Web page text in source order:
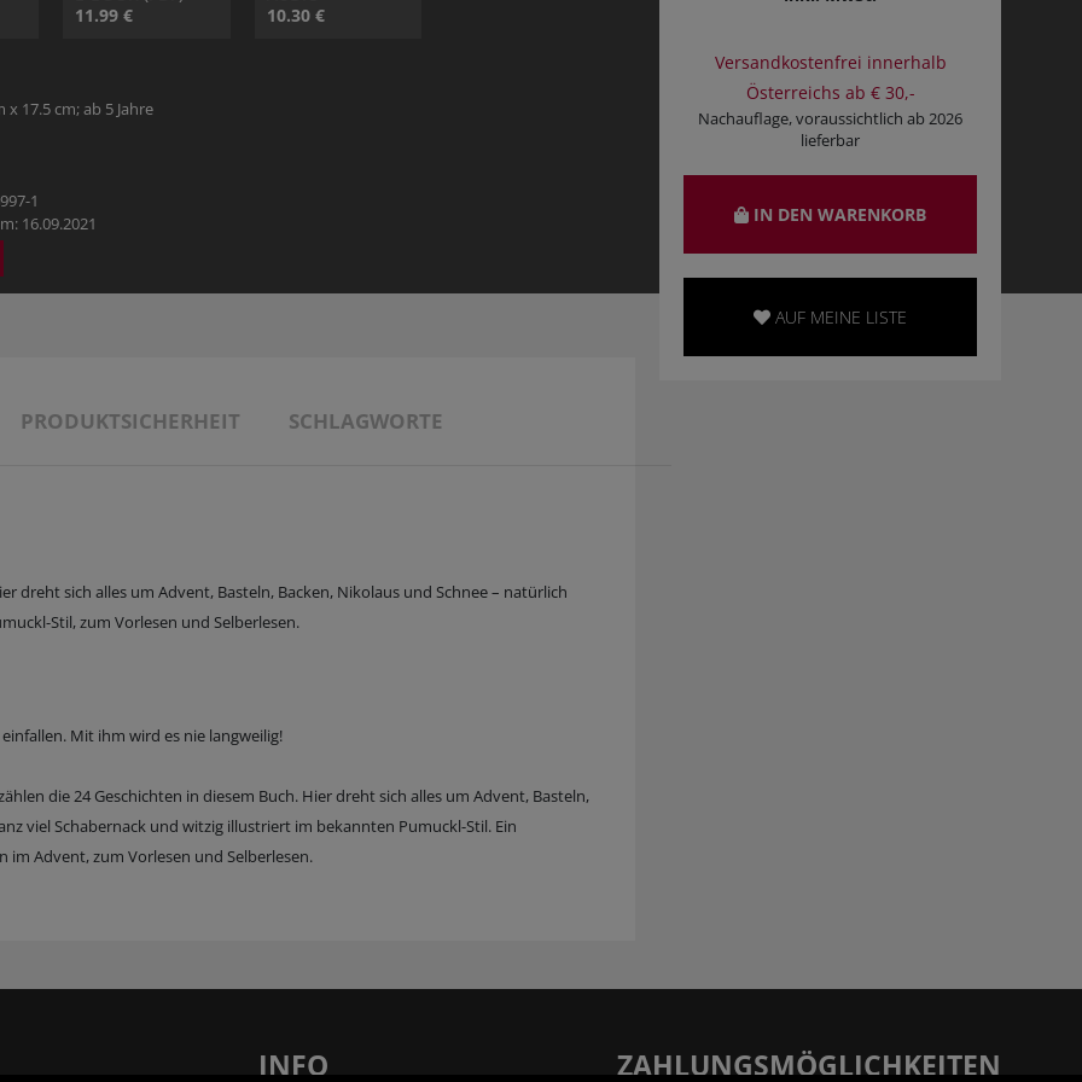
HOBBY
11.99 €
10.30 €
x 17.5 cm; ab 5 Jahre
1
16.09.2021
PRODUKTSICHERHEIT SCHLAGWORTE
dreht sich alles um Advent, Basteln, Backen, Nikolaus und Schnee – natürlich
Stil, zum Vorlesen und Selberlesen.
Mit ihm wird es nie langweilig!
die 24 Geschichten in diesem Buch. Hier dreht sich alles um Advent, Basteln,
viel Schabernack und witzig illustriert im bekannten Pumuckl-Stil. Ein
im Advent, zum Vorlesen und Selberlesen.
Versandkostenfrei innerhalb
Österreichs ab € 30,-
Nachauflage, voraussichtlich ab 2026
lieferbar
IN DEN WARENKORB
AUF MEINE LISTE
INFO ZAHLUNGSMÖGLICHKEITEN